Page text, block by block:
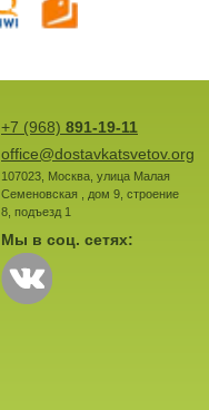
+7 (968) 891-19-11
office@dostavkatsvetov.org
107023, Москва, улица Малая
Семеновская , дом 9, строение
8, подъезд 1
Мы в соц. сетях: